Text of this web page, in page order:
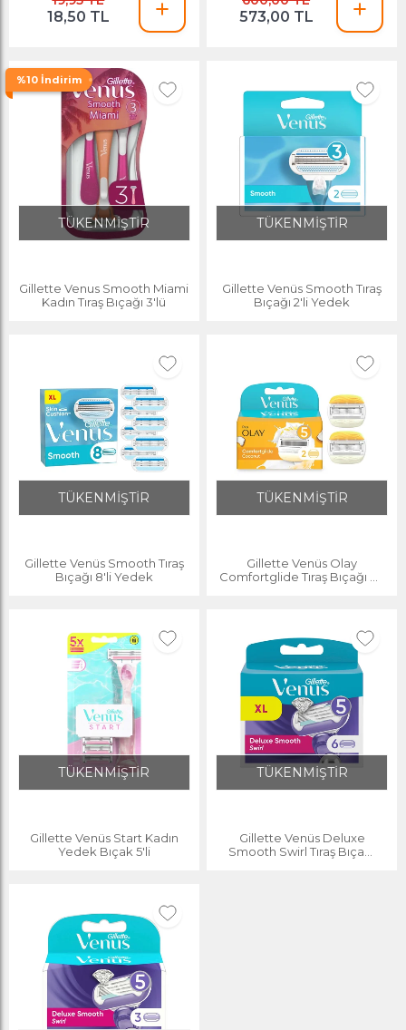
18,50 TL 573,00 TL
%10 İndirim
TÜKENMİŞTİR
Gillette Venus Smooth Miami
Kadın Tıraş Bıçağı 3'lü
TÜKENMİŞTİR
Gillette Venüs Smooth Tıraş
Bıçağı 2'li Yedek
TÜKENMİŞTİR
Gillette Venüs Smooth Tıraş
Bıçağı 8'li Yedek
TÜKENMİŞTİR
Gillette Venüs Olay
Comfortglide Tıraş Bıçağı 2'li
TÜKENMİŞTİR
Gillette Venüs Start Kadın
Yedek Bıçak 5'li
TÜKENMİŞTİR
Gillette Venüs Deluxe
Smooth Swirl Tıraş Bıçağı